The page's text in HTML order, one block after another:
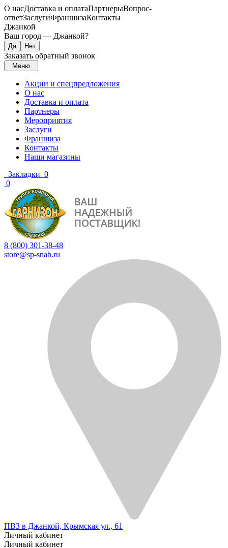
О насДоставка и оплатаПартнерыВопрос-
ответЗаслугиФраншизаКонтакты
Джанкой
Ваш город — Джанкой?
Заказать обратный звонок
Меню
Акции и спецпредложения
О нас
Доставка и оплата
Партнеры
Мероприятия
Заслуги
Франшиза
Контакты
Наши магазины
Закладки 0
0
8 (800) 301-38-48
store@sp-snab.ru
ПВЗ в Джанкой, Крымская ул., 61
Личный кабинет
Личный кабинет